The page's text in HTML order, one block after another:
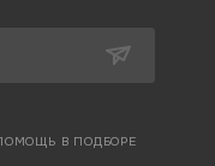
В ПОДБОРЕ